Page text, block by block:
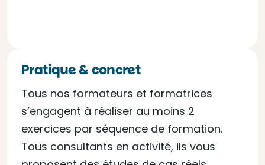
Pratique & concret
Tous nos formateurs et formatrices
s’engagent à réaliser au moins 2
exercices par séquence de formation.
Tous consultants en activité, ils vous